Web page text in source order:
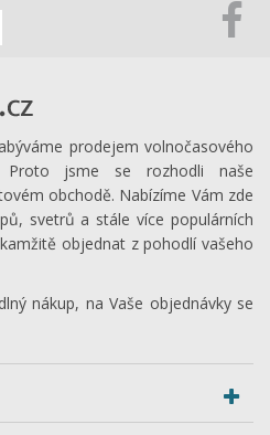
prodejem volnočasového
Proto jsme se rozhodli naše
obchodě. Nabízíme Vám zde
svetrů a stále více populárních
objednat z pohodlí vašeho
nákup, na Vaše objednávky se